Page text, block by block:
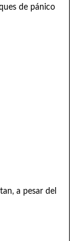
de pánico
a pesar del